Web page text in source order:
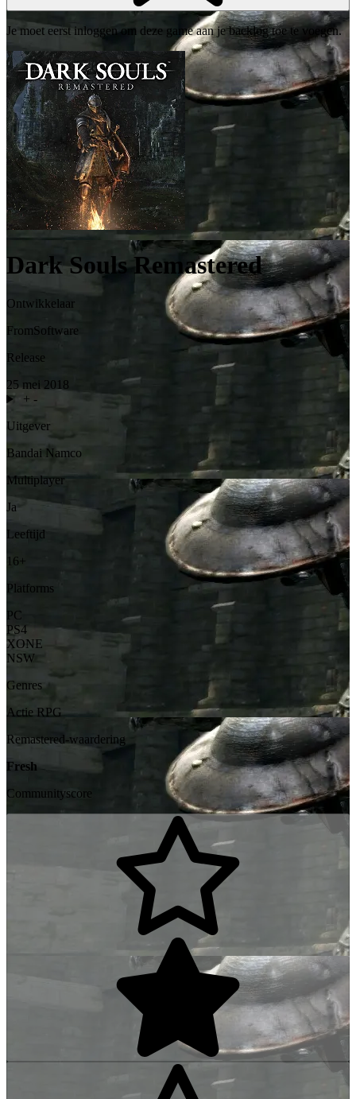
Je moet eerst inloggen om deze game aan je backlog toe te voegen.
Dark Souls Remastered
Ontwikkelaar
FromSoftware
Release
25 mei 2018
+ -
Uitgever
Bandai Namco
Multiplayer
Ja
Leeftijd
16+
Platforms
PC
PS4
XONE
NSW
Genres
Actie RPG
Remastered-waardering
Fresh
Communityscore